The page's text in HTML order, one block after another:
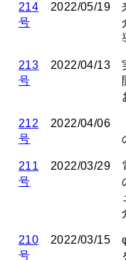
214
号
2022/05/19
213
号
2022/04/13
212
号
2022/04/06
211
号
2022/03/29
210
号
2022/03/15